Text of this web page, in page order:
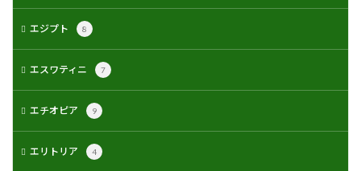
エジプト 8
エスワティニ 7
エチオピア 9
エリトリア 4